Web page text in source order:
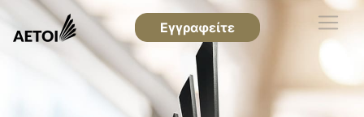
Εγγραφείτε